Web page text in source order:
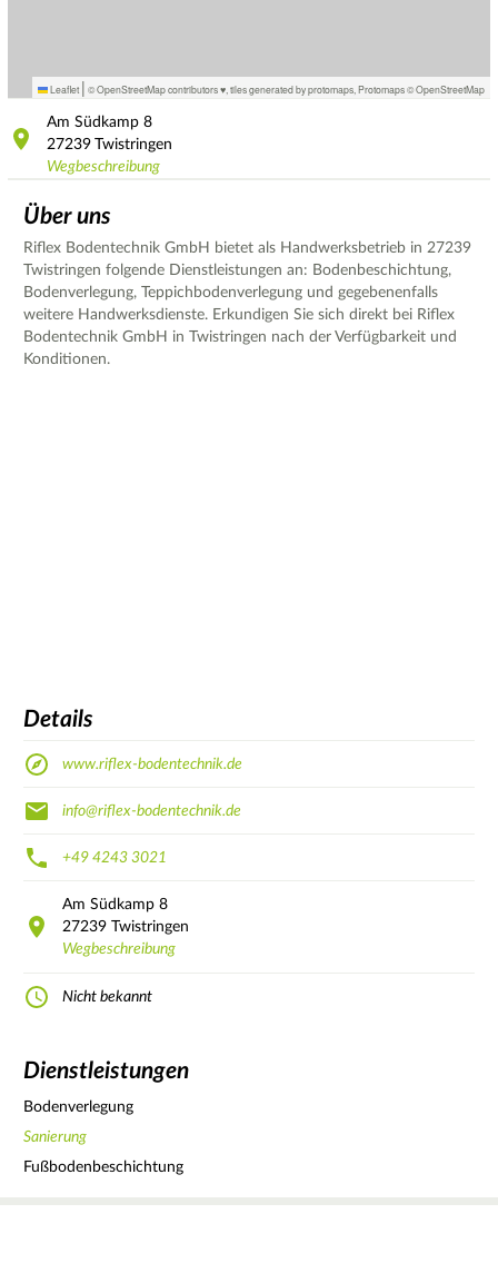
Leaflet | © OpenStreetMap contributors ♥, tiles generated by protomaps Protomaps©OpenStreetMap
Am Südkamp 8
27239 Twistringen
Wegbeschreibung
Über uns
Riflex Bodentechnik GmbH bietet als Handwerksbetrieb in 27239
Twistringen folgende Dienstleistungen an: Bodenbeschichtung,
Bodenverlegung, Teppichbodenverlegung und gegebenenfalls
weitere Handwerksdienste. Erkundigen Sie sich direkt bei Riflex
Bodentechnik GmbH in Twistringen nach der Verfügbarkeit und
Konditionen.
Details
www.riflex-bodentechnik.de
info@riflex-bodentechnik.de
+49 4243 3021
Am Südkamp 8
27239 Twistringen
Wegbeschreibung
Nicht bekannt
Dienstleistungen
Bodenverlegung
Sanierung
Fußbodenbeschichtung